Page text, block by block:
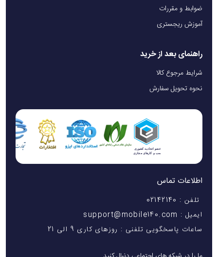
ضوابط و مقررات
آموزش ریجستری
راهنمای بعد از خرید
شرایط مرجوع کالا
نحوه تحویل سفارش
اطلاعات تماس
تلفن : 02142140
ایمیل : support@mobile140.com
ساعات پاسخگویی تلفنی : روزهای کاری 9 الی 21